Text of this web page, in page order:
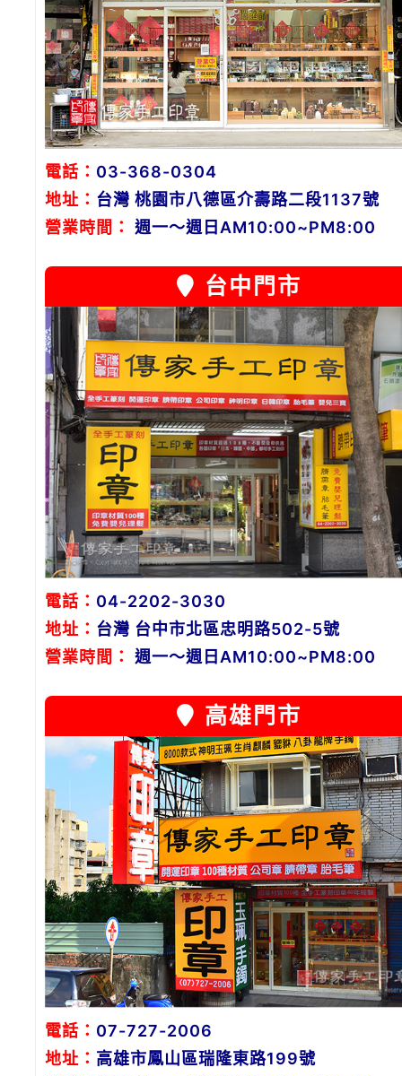
電話： 03-368-0304
地址： 台灣 桃園市八德區介壽路二段1137號
營業時間：
週一～週日AM10:00~PM8:00
台中門市
電話： 04-2202-3030
地址： 台灣 台中市北區忠明路502-5號
營業時間：
週一～週日AM10:00~PM8:00
高雄門市
電話： 07-727-2006
地址： 高雄市鳳山區瑞隆東路199號